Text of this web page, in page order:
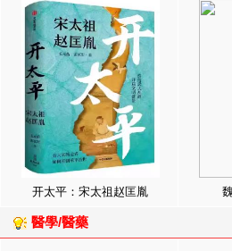
开太平：宋太祖赵匡胤
醫學/醫藥